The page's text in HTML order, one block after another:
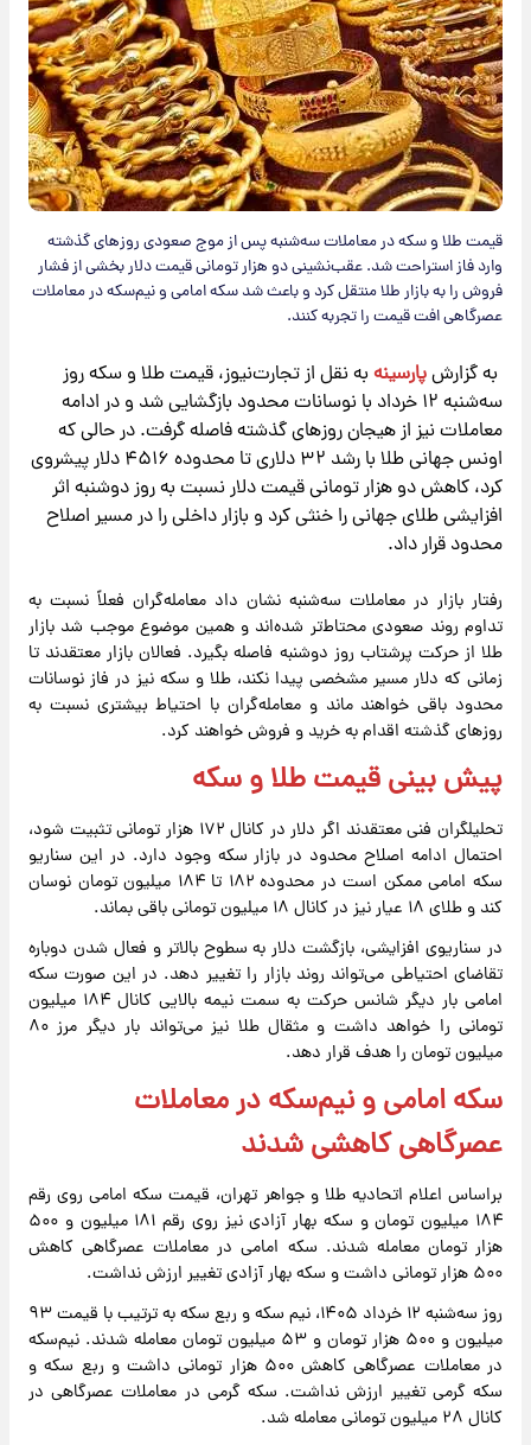
قیمت طلا و سکه در معاملات سه‌شنبه پس از موج صعودی روزهای گذشته
وارد فاز استراحت شد. عقب‌نشینی دو هزار تومانی قیمت دلار بخشی از فشار
فروش را به بازار طلا منتقل کرد و باعث شد سکه امامی و نیم‌سکه در معاملات
عصرگاهی افت قیمت را تجربه کنند.
به گزارشپارسینه به نقل از تجارت‌نیوز، قیمت طلا و سکه روز
سه‌شنبه ۱۲ خرداد با نوسانات محدود بازگشایی شد و در ادامه
معاملات نیز از هیجان روزهای گذشته فاصله گرفت. در حالی که
اونس جهانی طلا با رشد ۳۲ دلاری تا محدوده ۴۵۱۶ دلار پیشروی
کرد، کاهش دو هزار تومانی قیمت دلار نسبت به روز دوشنبه اثر
افزایشی طلای جهانی را خنثی کرد و بازار داخلی را در مسیر اصلاح
محدود قرار داد.
رفتار بازار در معاملات سه‌شنبه نشان داد معامله‌گران فعلاً نسبت به
تداوم روند صعودی محتاط‌تر شده‌اند و همین موضوع موجب شد بازار
طلا از حرکت پرشتاب روز دوشنبه فاصله بگیرد. فعالان بازار معتقدند تا
زمانی که دلار مسیر مشخصی پیدا نکند، طلا و سکه نیز در فاز نوسانات
محدود باقی خواهند ماند و معامله‌گران با احتیاط بیشتری نسبت به
روزهای گذشته اقدام به خرید و فروش خواهند کرد.
پیش‌ بینی قیمت طلا و سکه
تحلیلگران فنی معتقدند اگر دلار در کانال ۱۷۲ هزار تومانی تثبیت شود،
احتمال ادامه اصلاح محدود در بازار سکه وجود دارد. در این سناریو
سکه امامی ممکن است در محدوده ۱۸۲ تا ۱۸۴ میلیون تومان نوسان
کند و طلای ۱۸ عیار نیز در کانال ۱۸ میلیون تومانی باقی بماند.
در سناریوی افزایشی، بازگشت دلار به سطوح بالاتر و فعال شدن دوباره
تقاضای احتیاطی می‌تواند روند بازار را تغییر دهد. در این صورت سکه
امامی بار دیگر شانس حرکت به سمت نیمه بالایی کانال ۱۸۴ میلیون
تومانی را خواهد داشت و مثقال طلا نیز می‌تواند بار دیگر مرز ۸۰
میلیون تومان را هدف قرار دهد.
سکه امامی و نیم‌سکه در معاملات
عصرگاهی کاهشی شدند
براساس اعلام اتحادیه طلا و جواهر تهران، قیمت سکه امامی روی رقم
۱۸۴ میلیون تومان و سکه بهار آزادی نیز روی رقم ۱۸۱ میلیون و ۵۰۰
هزار تومان معامله شدند. سکه امامی در معاملات عصرگاهی کاهش
۵۰۰ هزار تومانی داشت و سکه بهار آزادی تغییر ارزش نداشت.
روز سه‌شنبه ۱۲ خرداد ۱۴۰۵، نیم سکه و ربع سکه به ترتیب با قیمت ۹۳
میلیون و ۵۰۰ هزار تومان و ۵۳ میلیون تومان معامله شدند. نیم‌سکه
در معاملات عصرگاهی کاهش ۵۰۰ هزار تومانی داشت و ربع سکه و
سکه گرمی تغییر ارزش نداشت. سکه گرمی در معاملات عصرگاهی در
کانال ۲۸ میلیون تومانی معامله شد.